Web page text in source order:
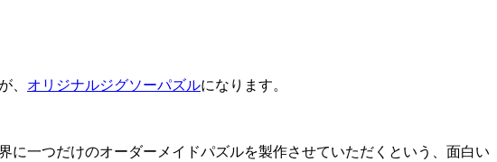
、 オリジナルジグソーパズルになります。
一つだけのオーダーメイドパズルを製作させていただくという、面白い